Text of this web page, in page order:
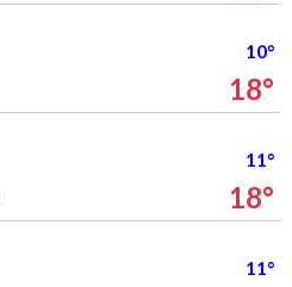
10°
18°
11°
18°
11°